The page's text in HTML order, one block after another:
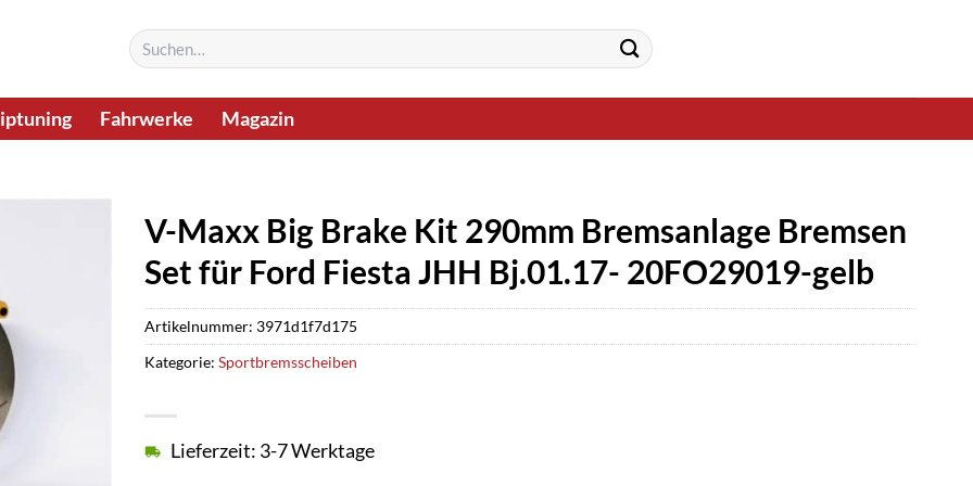
Suchen
nach:
Fahrwerke Magazin
V-Maxx Big Brake Kit 290mm Bremsanlage Bremsen
Set für Ford Fiesta JHH Bj.01.17- 20FO29019-gelb
Lieferzeit: 3-7 Werktage
Artikelnummer: 3971d1f7d175
Kategorie:Sportbremsscheiben